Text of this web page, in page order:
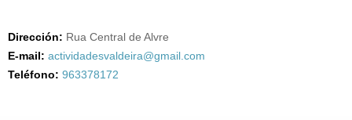
Dirección: Rua Central de Alvre
E-mail: actividadesvaldeira@gmail.com
Teléfono: 963378172